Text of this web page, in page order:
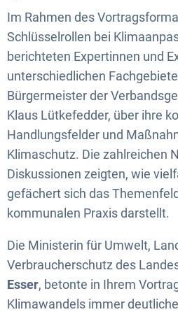
Im Rahmen des
Schlüsselrollen bei
berichteten Expertinnen und
unterschiedlichen
Bürgermeister der
Klaus Lütkefedder, über ihre
Handlungsfelder und
Klimaschutz. Die zahlreichen
Diskussionen zeigten, wie
gefächert sich das
kommunalen Praxis darstellt.
Die Ministerin für Umwelt,
Verbraucherschutz des
Esser, betonte in Ihrem
Klimawandels immer